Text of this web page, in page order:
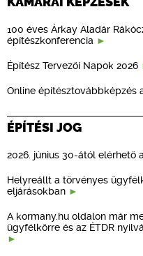
100 éves Árkay Aladár
építészkonferencia
Építész Tervezői Napok 2026
Online építésztovábbképzés
ÉPÍTÉSI JOG
2026. június 30-ától elérhető
Helyreállt a törvényes
eljárásokban
A kormany.hu oldalon már
ügyfélkörre és az ÉTDR